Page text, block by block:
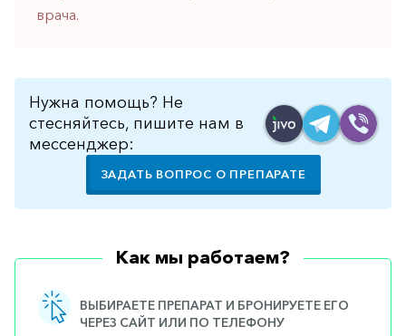
Щитовидная
врача.
Нужна помощь? Не
стесняйтесь, пишите нам в
мессенджер:
ЗАДАТЬ ВОПРОС О ПРЕПАРАТЕ
Как мы работаем?
ВЫБИРАЕТЕ ПРЕПАРАТ И БРОНИРУЕТЕ ЕГО
ЧЕРЕЗ САЙТ ИЛИ ПО ТЕЛЕФОНУ